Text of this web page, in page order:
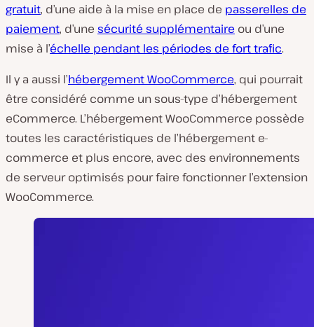
gratuit, d’une aide à la mise en place de passerelles de
paiement, d’une sécurité supplémentaire ou d’une
mise à l’échelle pendant les périodes de fort trafic.
Il y a aussi l’hébergement WooCommerce, qui pourrait
être considéré comme un sous-type d’hébergement
eCommerce. L’hébergement WooCommerce possède
toutes les caractéristiques de l’hébergement e-
commerce et plus encore, avec des environnements
de serveur optimisés pour faire fonctionner l’extension
WooCommerce.